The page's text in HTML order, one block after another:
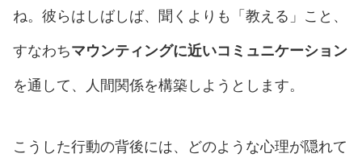
ね。彼らはしばしば、聞くよりも「教える」こと、
すなわちマウンティングに近いコミュニケーション
を通して、人間関係を構築しようとします。
こうした行動の背後には、どのような心理が隠れて